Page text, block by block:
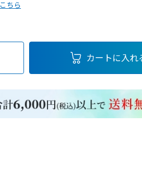
カートに入れ
こちら